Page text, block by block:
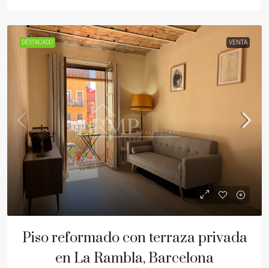
DESTACADO VENTA
Piso reformado con terraza privada
en La Rambla, Barcelona